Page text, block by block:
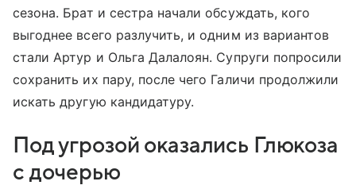
сезона. Брат и сестра начали обсуждать, кого
выгоднее всего разлучить, и одним из вариантов
стали Артур и Ольга Далалоян. Супруги попросили
сохранить их пару, после чего Галичи продолжили
искать другую кандидатуру.
Под угрозой оказались Глюкоза
с дочерью